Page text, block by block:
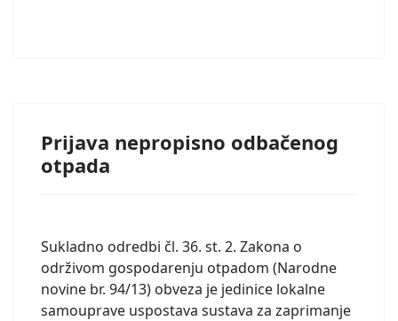
Prijava nepropisno odbačenog
otpada
Sukladno odredbi čl. 36. st. 2. Zakona o
održivom gospodarenju otpadom (Narodne
novine br. 94/13) obveza je jedinice lokalne
samouprave uspostava sustava za zaprimanje